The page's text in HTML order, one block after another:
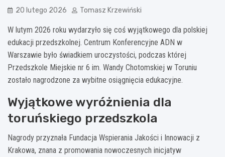
20 lutego 2026 Tomasz Krzewiński
W lutym 2026 roku wydarzyło się coś wyjątkowego dla polskiej
edukacji przedszkolnej. Centrum Konferencyjne ADN w
Warszawie było świadkiem uroczystości, podczas której
Przedszkole Miejskie nr 6 im. Wandy Chotomskiej w Toruniu
zostało nagrodzone za wybitne osiągnięcia edukacyjne.
Wyjątkowe wyróżnienia dla
toruńskiego przedszkola
Nagrody przyznała Fundacja Wspierania Jakości i Innowacji z
Krakowa, znana z promowania nowoczesnych inicjatyw